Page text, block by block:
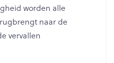
worden alle
naar de
vervallen